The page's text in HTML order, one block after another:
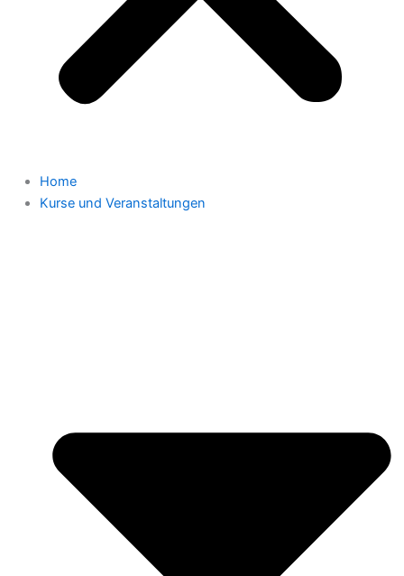
Home
Kurse und Veranstaltungen